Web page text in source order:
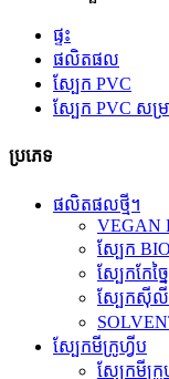
ផ្ទះ
ផលិតផល
ស្បែក PVC
ស្បែក PVC សម្រ
ប្រភេទ
ផលិតផលថ្មី។
VEGAN
ស្បែក
ស្បែកកែច្នៃ
ស្បែកស៊ី
ស្បែកមីក្រូហ្វីប
ស្បែកមីក្រូ